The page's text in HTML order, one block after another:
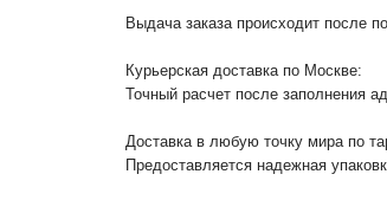
Выдача заказа происходит после
Курьерская доставка по Москве:
Точный расчет после заполнения
Доставка в любую точку мира по
Предоставляется надежная